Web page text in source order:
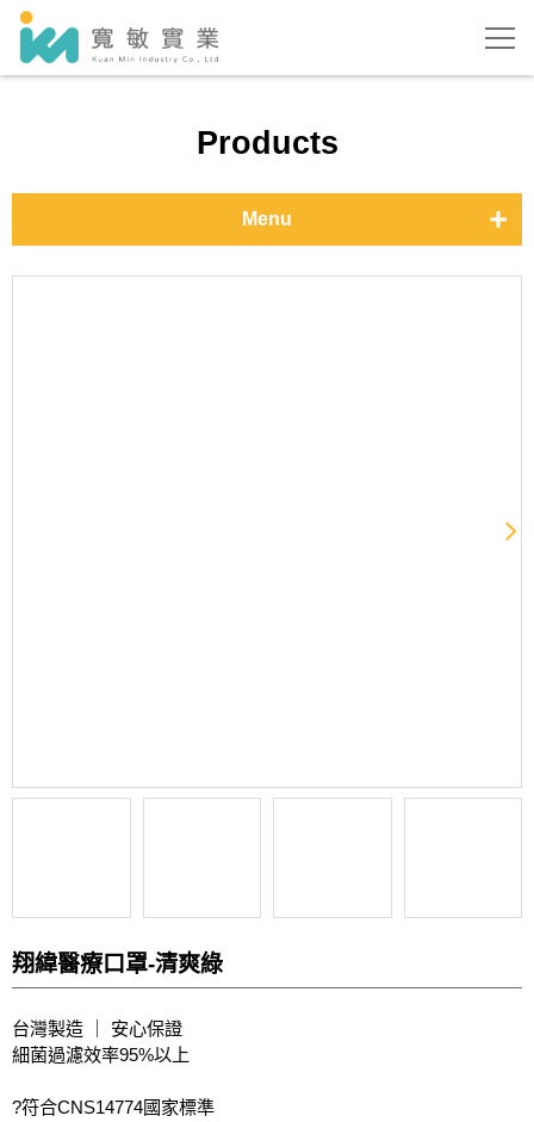
Products
Menu
醫療口罩
翔緯醫療口罩-清爽綠
台灣製造 ｜ 安心保證
細菌過濾效率95%以上
?符合CNS14774國家標準